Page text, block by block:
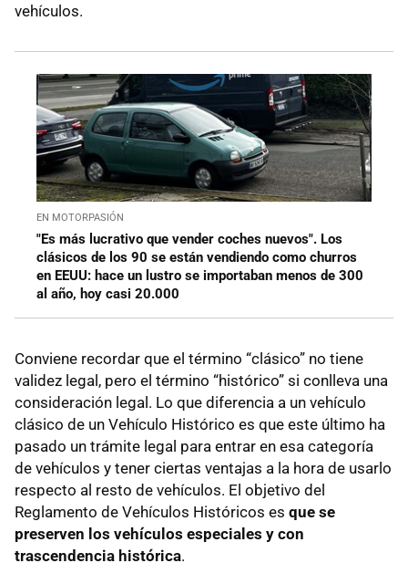
vehículos.
EN MOTORPASIÓN
"Es más lucrativo que vender coches nuevos". Los
clásicos de los 90 se están vendiendo como churros
en EEUU: hace un lustro se importaban menos de 300
al año, hoy casi 20.000
Conviene recordar que el término “clásico” no tiene
validez legal, pero el término “histórico” si conlleva una
consideración legal. Lo que diferencia a un vehículo
clásico de un Vehículo Histórico es que este último ha
pasado un trámite legal para entrar en esa categoría
de vehículos y tener ciertas ventajas a la hora de usarlo
respecto al resto de vehículos. El objetivo del
Reglamento de Vehículos Históricos es que se
preserven los vehículos especiales y con
trascendencia histórica.